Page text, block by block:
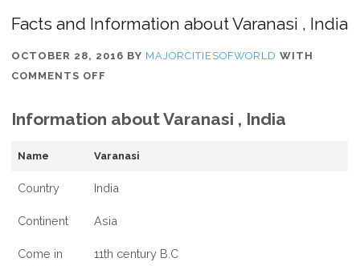
Facts and Information about Varanasi , India
OCTOBER 28, 2016 BY MAJORCITIESOFWORLD WITH
COMMENTS OFF
AND
ABOUT
,
INDIA
Information about Varanasi , India
Name Varanasi
Country India
Continent Asia
Come in
11th century B.C